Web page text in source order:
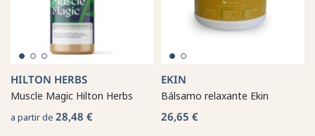
HILTON HERBS
Muscle Magic Hilton Herbs
a partir de 28,48 €
EKIN
Bálsamo relaxante Ekin
26,65 €